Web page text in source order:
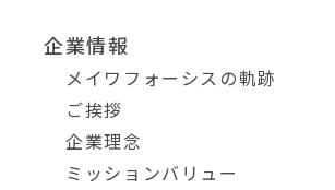
企業情報
メイワフォーシスの軌跡
ご挨拶
企業理念
ミッションバリュー